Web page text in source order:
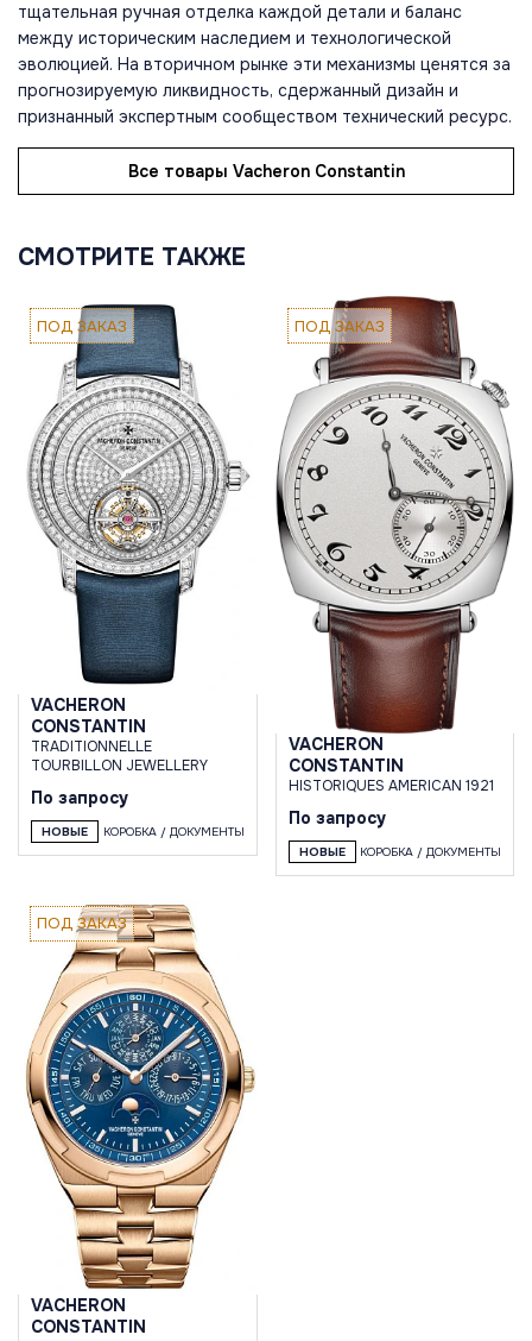
тщательная ручная отделка каждой детали и баланс
между историческим наследием и технологической
эволюцией. На вторичном рынке эти механизмы ценятся за
прогнозируемую ликвидность, сдержанный дизайн и
признанный экспертным сообществом технический ресурс.
Все товары Vacheron Constantin
СМОТРИТЕ ТАКЖЕ
ПОД ЗАКАЗ
VACHERON
CONSTANTIN
TRADITIONNELLE
TOURBILLON JEWELLERY
По запросу
НОВЫЕ КОРОБКА / ДОКУМЕНТЫ
ПОД ЗАКАЗ
VACHERON
CONSTANTIN
HISTORIQUES AMERICAN 1921
По запросу
НОВЫЕ КОРОБКА / ДОКУМЕНТЫ
ПОД ЗАКАЗ
VACHERON
CONSTANTIN